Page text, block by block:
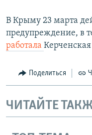
В Крыму 23 марта
предупреждение, в
работала
Поделиться
ЧИТАЙТЕ